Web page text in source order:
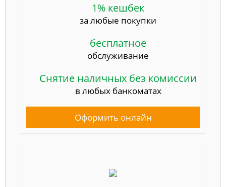
1% кешбек
за любые покупки
бесплатное
обслуживание
Снятие наличных без комиссии
в любых банкоматах
Оформить онлайн